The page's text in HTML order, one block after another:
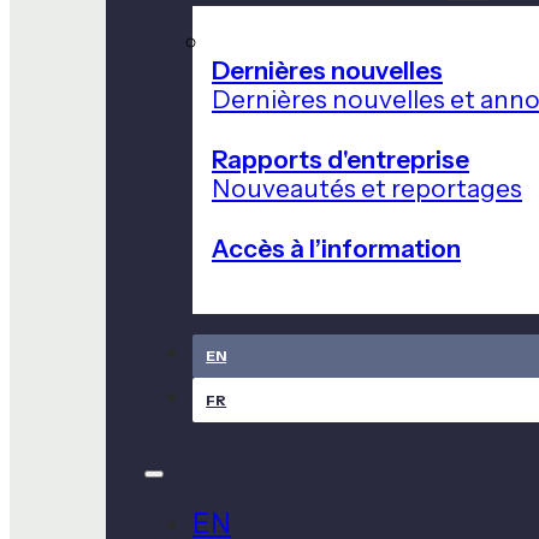
Dernières nouvelles
Dernières nouvelles et
Rapports d'entreprise
Nouveautés et reportages
Accès à l’information
EN
FR
EN